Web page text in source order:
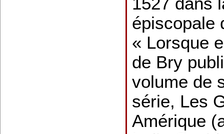
épiscopale
« Lorsque
de Bry
volume de
série, Les
Amérique